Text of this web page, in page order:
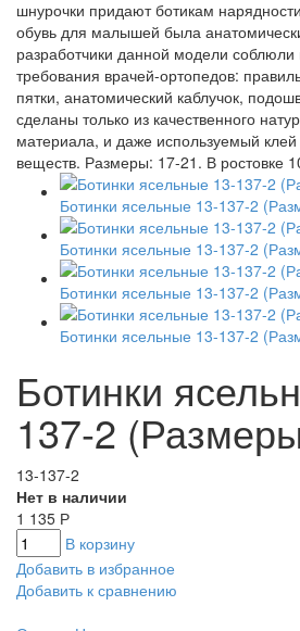
Ботинки
137-2
13-137-2
Нет в наличии
1 135 Р
В корзину
Добавить в избранное
Добавить к сравнению